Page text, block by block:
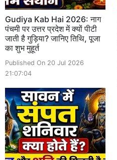
Gudiya Kab Hai 2026: नाग
पंचमी पर उत्तर प्रदेश में क्यों पीटी
जाती है गुड़िया? जानिए तिथि, पूजा
का शुभ मुहूर्त
Published On 20 Jul 2026
21:07:04